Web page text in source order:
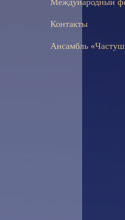
Международный
Контакты
Ансамбль